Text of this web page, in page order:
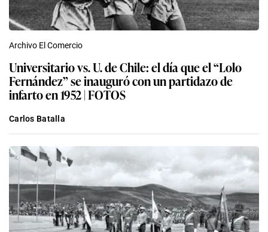
Archivo El Comercio
Universitario vs. U. de Chile: el día que el “Lolo
Fernández” se inauguró con un partidazo de
infarto en 1952 | FOTOS
Carlos Batalla